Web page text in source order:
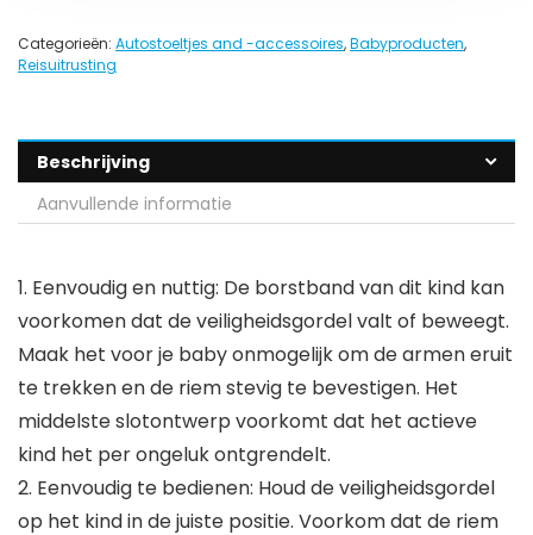
Categorieën: Autostoeltjes and -accessoires,Babyproducten,
Reisuitrusting
Beschrijving
Aanvullende informatie
1. Eenvoudig en nuttig: De borstband van dit kind kan
voorkomen dat de veiligheidsgordel valt of beweegt.
Maak het voor je baby onmogelijk om de armen eruit
te trekken en de riem stevig te bevestigen. Het
middelste slotontwerp voorkomt dat het actieve
kind het per ongeluk ontgrendelt.
2. Eenvoudig te bedienen: Houd de veiligheidsgordel
op het kind in de juiste positie. Voorkom dat de riem